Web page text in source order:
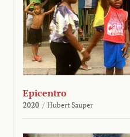
Epicentro
2020 / Hubert Sauper